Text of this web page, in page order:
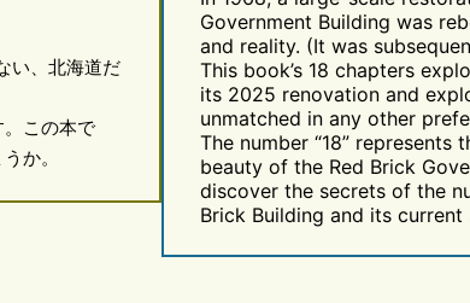
い、北海道だ
この本で
か。
Government Building was
and reality. (It was
This book’s 18 chapters
its 2025 renovation and
unmatched in any other
The number “18”
beauty of the Red Brick
discover the secrets of the
Brick Building and its current